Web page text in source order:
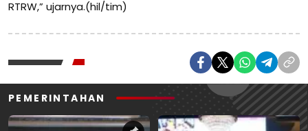
RTRW,” ujarnya.(hil/tim)
PEMERINTAHAN